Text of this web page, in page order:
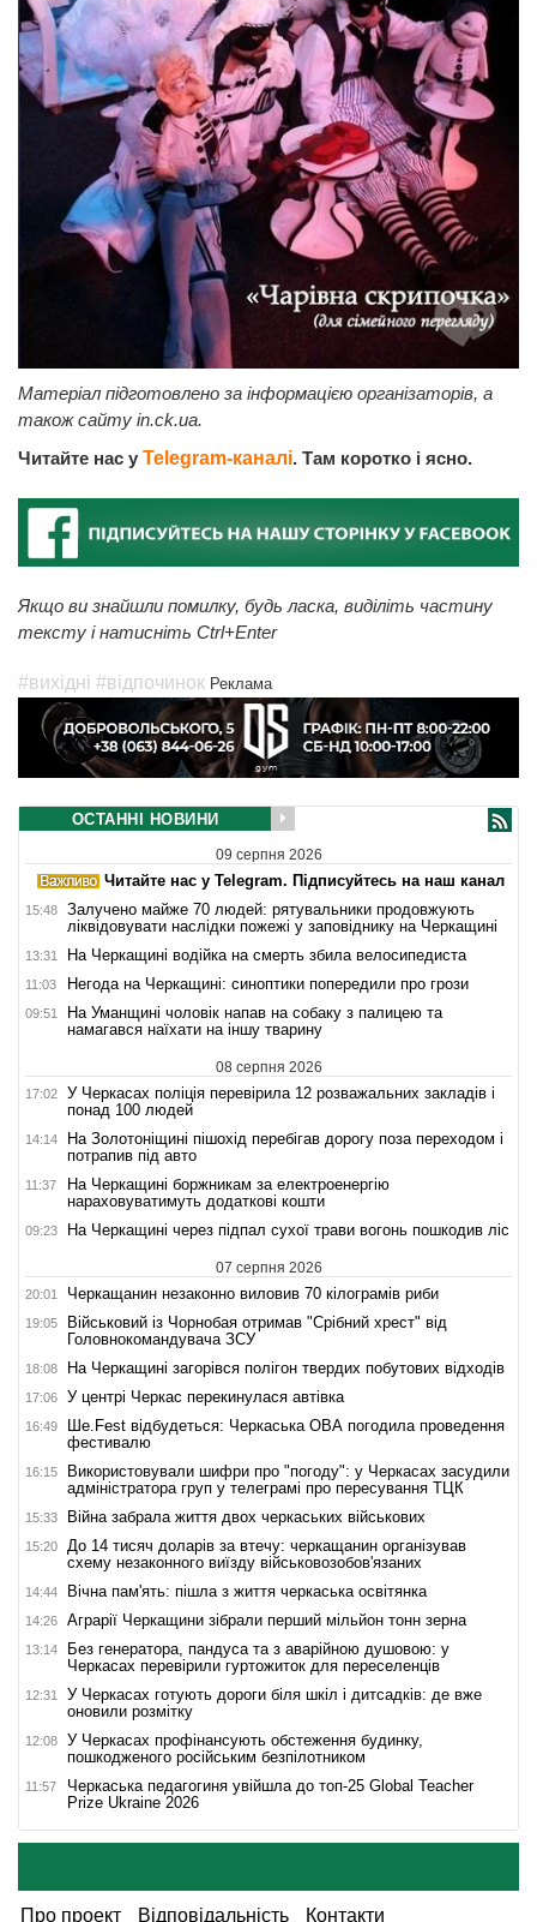
Матеріал підготовлено за інформацією організаторів, а
також сайту in.ck.ua.
Читайте нас у Telegram-каналі. Там коротко і ясно.
Якщо ви знайшли помилку, будь ласка, виділіть частину
тексту і натисніть Ctrl+Enter
#вихідні #відпочинок Реклама
ОСТАННІ НОВИНИ
09 серпня 2026
Читайте нас у Telegram. Підписуйтесь на наш канал
15:48
Залучено майже 70 людей: рятувальники продовжують
ліквідовувати наслідки пожежі у заповіднику на Черкащині
13:31 На Черкащині водійка на смерть збила велосипедиста
11:03 Негода на Черкащині: синоптики попередили про грози
09:51
На Уманщині чоловік напав на собаку з палицею та
намагався наїхати на іншу тварину
08 серпня 2026
17:02
У Черкасах поліція перевірила 12 розважальних закладів і
понад 100 людей
14:14
На Золотоніщині пішохід перебігав дорогу поза переходом і
потрапив під авто
11:37
На Черкащині боржникам за електроенергію
нараховуватимуть додаткові кошти
09:23 На Черкащині через підпал сухої трави вогонь пошкодив ліс
07 серпня 2026
20:01 Черкащанин незаконно виловив 70 кілограмів риби
19:05
Військовий із Чорнобая отримав "Срібний хрест" від
Головнокомандувача ЗСУ
18:08 На Черкащині загорівся полігон твердих побутових відходів
17:06 У центрі Черкас перекинулася автівка
16:49
Ше.Fest відбудеться: Черкаська ОВА погодила проведення
фестивалю
16:15
Використовували шифри про "погоду": у Черкасах засудили
адміністратора груп у телеграмі про пересування ТЦК
15:33 Війна забрала життя двох черкаських військових
15:20
До 14 тисяч доларів за втечу: черкащанин організував
схему незаконного виїзду військовозобов'язаних
14:44 Вічна пам'ять: пішла з життя черкаська освітянка
14:26 Аграрії Черкащини зібрали перший мільйон тонн зерна
13:14
Без генератора, пандуса та з аварійною душовою: у
Черкасах перевірили гуртожиток для переселенців
12:31
У Черкасах готують дороги біля шкіл і дитсадків: де вже
оновили розмітку
12:08
У Черкасах профінансують обстеження будинку,
пошкодженого російським безпілотником
11:57
Черкаська педагогиня увійшла до топ-25 Global Teacher
Prize Ukraine 2026
Про проект Відповідальність Контакти